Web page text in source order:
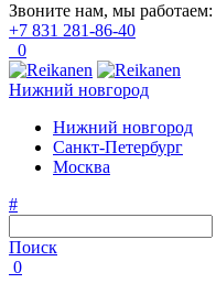
Звоните нам, мы работаем:
+7 831 281-86-40
0
Нижний новгород
Нижний новгород
Санкт-Петербург
Москва
#
Поиск
0